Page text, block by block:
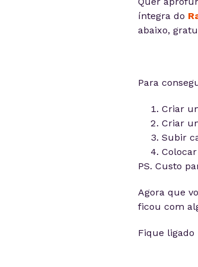
íntegra do
abaixo,
Para
Criar
Criar
Subir
PS. Custo
Agora que
ficou com
Fique ligado